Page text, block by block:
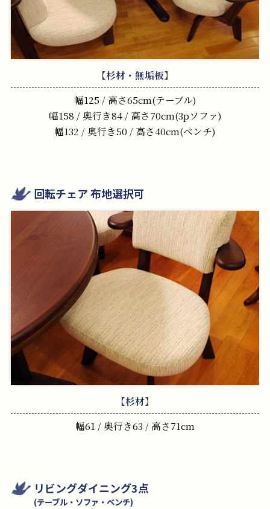
【杉材・無垢板】
幅125 / 高さ65cm(テーブル)
幅158 / 奥行き84 / 高さ70cm(3pソファ)
幅132 / 奥行き50 / 高さ40cm(ベンチ)
回転チェア 布地選択可
【杉材】
幅61 / 奥行き63 / 高さ71cm
リビングダイニング3点
(テーブル・ソファ・ベンチ)